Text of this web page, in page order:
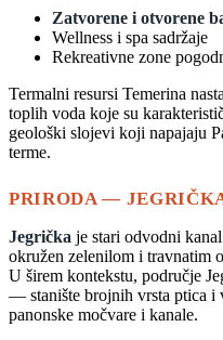
Zatvorene i otvorene
Wellness i spa sadržaje
Rekreativne zone
Termalni resursi Temerina
toplih voda koje su
geološki slojevi koji napajaju
terme.
PRIRODA —
Jegrička je stari odvodni
okružen zelenilom i travnatim
U širem kontekstu, područje
— stanište brojnih vrsta ptica i
panonske močvare i kanale.